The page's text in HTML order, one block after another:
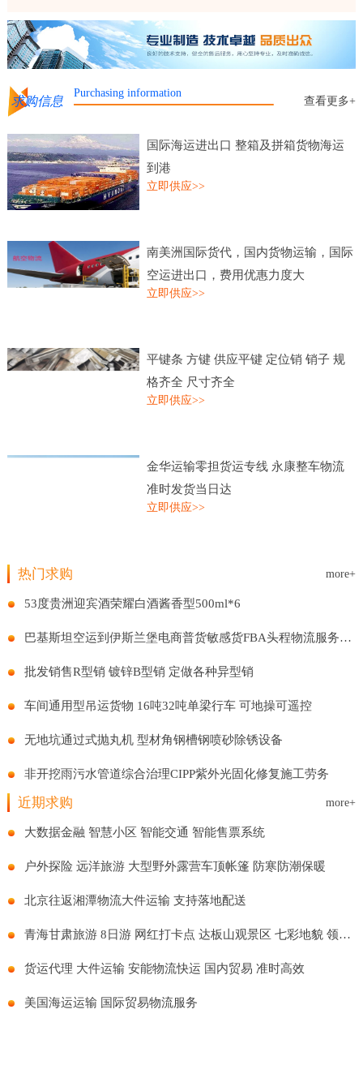
求购信息
Purchasing information
查看更多+
国际海运进出口 整箱及拼箱货物海运
到港
立即供应>>
南美洲国际货代，国内货物运输，国际
空运进出口，费用优惠力度大
立即供应>>
平键条 方键 供应平键 定位销 销子 规
格齐全 尺寸齐全
立即供应>>
金华运输零担货运专线 永康整车物流
准时发货当日达
立即供应>>
热门求购 more+
53度贵洲迎宾酒荣耀白酒酱香型500ml*6
巴基斯坦空运到伊斯兰堡电商普货敏感货FBA头程物流服务国际贸易
批发销售R型销 镀锌B型销 定做各种异型销
车间通用型吊运货物 16吨32吨单梁行车 可地操可遥控
无地坑通过式抛丸机 型材角钢槽钢喷砂除锈设备
非开挖雨污水管道综合治理CIPP紫外光固化修复施工劳务
近期求购 more+
大数据金融 智慧小区 智能交通 智能售票系统
户外探险 远洋旅游 大型野外露营车顶帐篷 防寒防潮保暖
北京往返湘潭物流大件运输 支持落地配送
青海甘肃旅游 8日游 网红打卡点 达板山观景区 七彩地貌 领略风景
货运代理 大件运输 安能物流快运 国内贸易 准时高效
美国海运运输 国际贸易物流服务